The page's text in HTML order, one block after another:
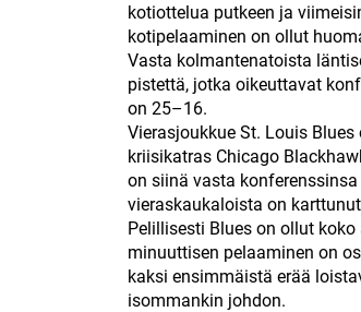
kotiottelua putkeen ja
kotipelaaminen on ollut
Vasta kolmantenatoista
pistettä, jotka oikeuttavat
on 25–16.
Vierasjoukkue St. Louis
kriisikatras Chicago
on siinä vasta
vieraskaukaloista on
Pelillisesti Blues on ollut
minuuttisen pelaaminen on
kaksi ensimmäistä erää
isommankin johdon.